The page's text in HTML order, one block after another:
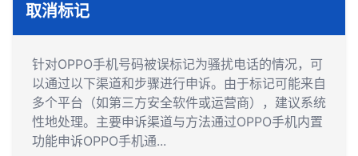
取消标记
针对OPPO手机号码被误标记为骚扰电话的情况，可
以通过以下渠道和步骤进行申诉。由于标记可能来自
多个平台（如第三方安全软件或运营商），建议系统
性地处理。主要申诉渠道与方法‌通过OPPO手机内置
功能申诉‌OPPO手机通...